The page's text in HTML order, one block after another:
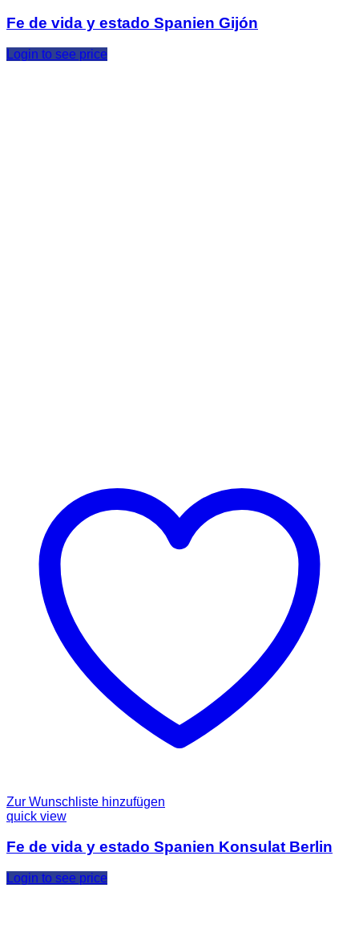
Fe de vida y estado Spanien Gijón
Login to see price
Zur Wunschliste hinzufügen
quick view
Fe de vida y estado Spanien Konsulat Berlin
Login to see price